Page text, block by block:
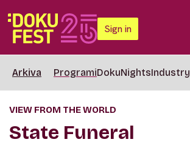
Sign in
Arkiva ProgramiDokuNightsIndustry
VIEW FROM THE WORLD
State Funeral